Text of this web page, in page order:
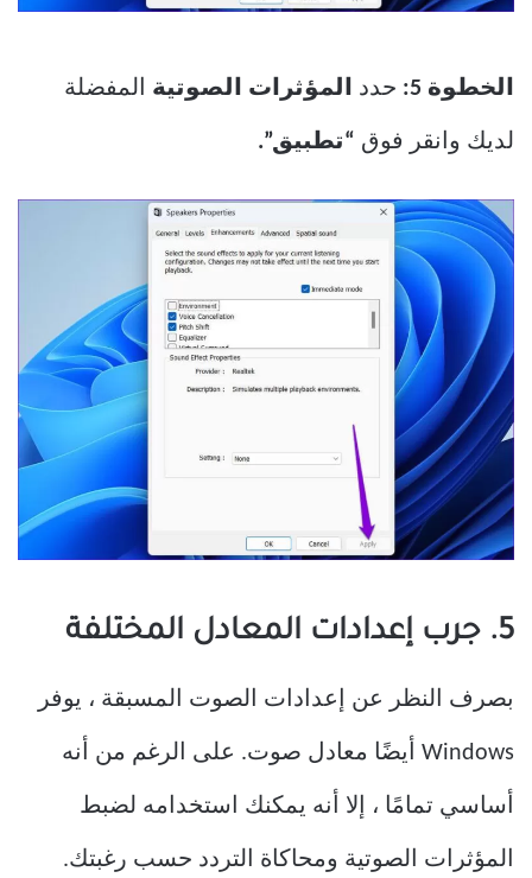
الخطوة 5: حدد المؤثرات الصوتية المفضلة
لديك وانقر فوق “تطبيق”.
5. جرب إعدادات المعادل المختلفة
بصرف النظر عن إعدادات الصوت المسبقة ، يوفر
Windows أيضًا معادل صوت. على الرغم من أنه
أساسي تمامًا ، إلا أنه يمكنك استخدامه لضبط
المؤثرات الصوتية ومحاكاة التردد حسب رغبتك.